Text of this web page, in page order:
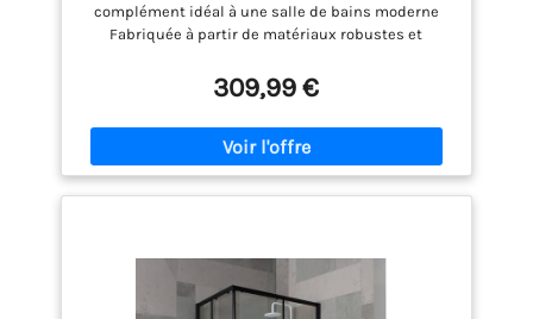
complément idéal à une salle de bains moderne
Fabriquée à partir de matériaux robustes et
aluminium La porte coulissante vous permet de
garder votre pièce propre et sèche pendant que
vous prenez une douche. Peut être associée à divers
éléments de décoration et meubles de salle de
bains. Nécessite un assemblage et un montage. La
robinetterie n'est pas incluse dans l'offre.
309,99 €